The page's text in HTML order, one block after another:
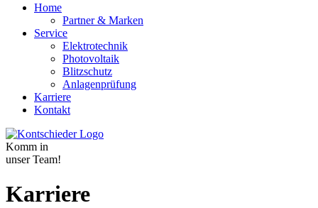
Home
Partner & Marken
Service
Elektrotechnik
Photovoltaik
Blitzschutz
Anlagenprüfung
Karriere
Kontakt
Komm in
unser Team!
Karriere